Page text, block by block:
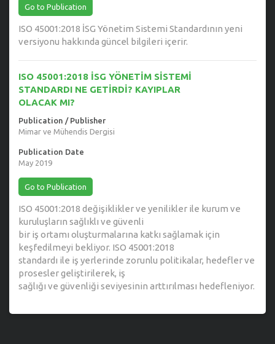
Go to Publication
ISO 45001:2018 İSG Yönetim Sistemi Standardının yeni
versiyonu hakkında güncel bilgileri içerir.
ISO 45001:2018 İSG YÖNETİM SİSTEMİ
STANDARDI NE GETİRDİ? KAYIPLAR
OLACAK MI?
Publication / Publisher
Mimar ve Mühendis Dergisi
Publication Date
May 2019
Go to Publication
ISO 45001:2018 değişiklikler ve yenilikler ile kurum ve
kuruluşların sağlıklı ve güvenli
bir iş ortamı oluşturmalarına katkı sağlamak için
keşfedilmeyi bekliyor. ISO 45001:2018
standardı ile iş yerlerinde zorunlu politikalar, hedefler ve
prosesler geliştirilerek, iş
sağlığı ve güvenliği seviyesinin arttırılması hedefleniyor.